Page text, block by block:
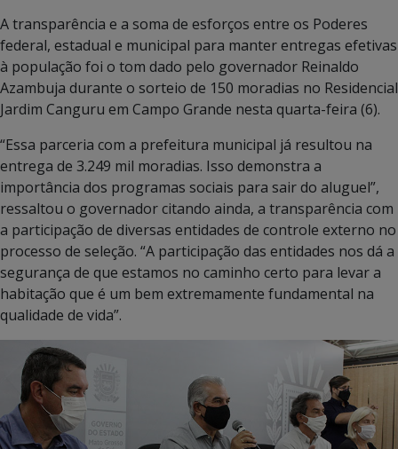
A transparência e a soma de esforços entre os Poderes
federal, estadual e municipal para manter entregas efetivas
à população foi o tom dado pelo governador Reinaldo
Azambuja durante o sorteio de 150 moradias no Residencial
Jardim Canguru em Campo Grande nesta quarta-feira (6).
“Essa parceria com a prefeitura municipal já resultou na
entrega de 3.249 mil moradias. Isso demonstra a
importância dos programas sociais para sair do aluguel”,
ressaltou o governador citando ainda, a transparência com
a participação de diversas entidades de controle externo no
processo de seleção. “A participação das entidades nos dá a
segurança de que estamos no caminho certo para levar a
habitação que é um bem extremamente fundamental na
qualidade de vida”.